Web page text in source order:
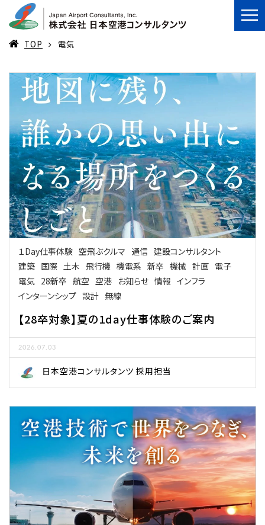
TOP 電気
１Day仕事体験 空飛ぶクルマ 通信 建設コンサルタント
建築 国際 土木 飛行機 機電系 新卒 機械 計画 電子
電気 28新卒 航空 空港 お知らせ 情報 インフラ
インターンシップ 設計 無線
【28卒対象】夏の1day仕事体験のご案内
2026.07.03
日本空港コンサルタンツ 採用担当